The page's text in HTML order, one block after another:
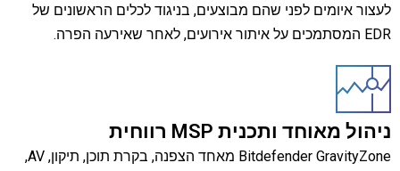
לעצור איומים לפני שהם מבוצעים, בניגוד לכלים הראשונים של
EDR המסתמכים על איתור אירועים, לאחר שאירעה הפרה.
ניהול מאוחד ותכנית MSP רווחית
Bitdefender GravityZone מאחד הצפנה, בקרת תוכן, תיקון, AV,